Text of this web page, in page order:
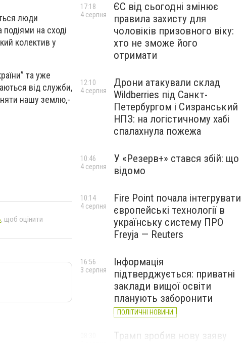
люди
подіями на сході
колектив у
та уже
від служби,
нашу землю,-
, щоб оцінити
ЄС від сьогодні змінює
правила захисту для
чоловіків призовного віку:
хто не зможе його
отримати
17:18
4 серпня
Дрони атакували склад
Wildberries під Санкт-
Петербургом і Сизранський
НПЗ: на логістичному хабі
спалахнула пожежа
12:10
4 серпня
У «Резерв+» стався збій: що
відомо
10:46
4 серпня
Fire Point почала інтегрувати
європейські технології в
українську систему ПРО
Freyja — Reuters
10:14
4 серпня
Інформація
підтверджується: приватні
заклади вищої освіти
планують заборонити
ПОЛІТИЧНІ НОВИНИ
16:56
3 серпня
Трамп зробив нову заяву